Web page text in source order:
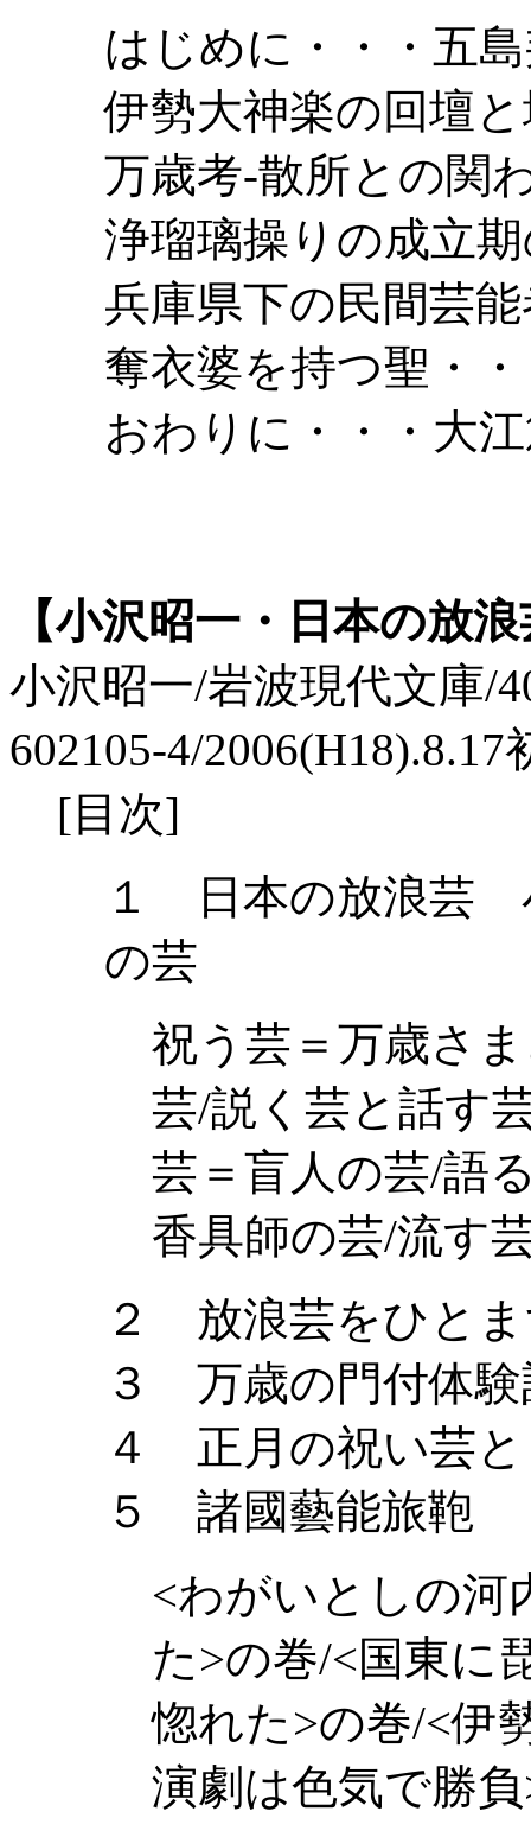
はじめに・・・五
伊勢大神楽の回壇
万歳考-散所との関
浄瑠璃操りの成立
兵庫県下の民間芸
奪衣婆を持つ聖・
おわりに・・・大
【小沢昭一・日本の放
小沢昭一/岩波現代文庫/
602105-4/2006(H18).8.17
[目次]
１ 日本の放浪芸
の芸
祝う芸＝万歳さ
芸/説く芸と話す
芸＝盲人の芸/語
香具師の芸/流す
２ 放浪芸をひと
３ 万歳の門付体験
４ 正月の祝い芸と
５ 諸國藝能旅鞄
<わがいとしの河
た>の巻/<国東に
惚れた>の巻/<伊
演劇は色気で勝